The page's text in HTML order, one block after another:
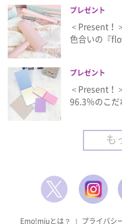
プレゼント
＜Present！
色合いの『
プレゼント
＜Present！
96.3％のこ
も
Emo!miuとは？ ｜ プライバシ